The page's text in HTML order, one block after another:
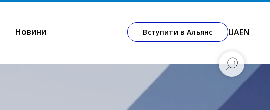
Новини Вступити в Альянс UAEN